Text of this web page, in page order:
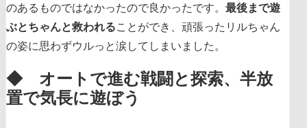
のあるものではなかったので良かったです。 最後まで遊
ぶとちゃんと救われることができ、頑張ったリルちゃん
の姿に思わずウルっと涙してしまいました。
◆ オートで進む戦闘と探索、半放
置で気長に遊ぼう